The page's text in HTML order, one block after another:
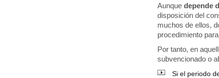
Aunquedepende
disposición del
muchos de ellos,
procedimiento
Por tanto, en
subvencionado o
Si el periodo